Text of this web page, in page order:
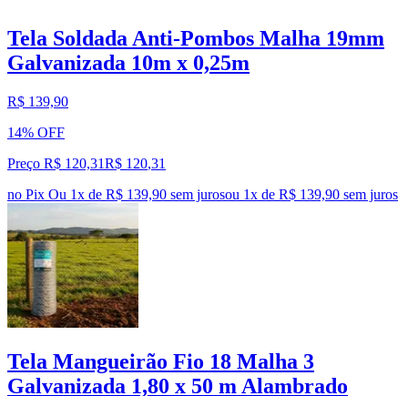
Tela Soldada Anti-Pombos Malha 19mm
Galvanizada 10m x 0,25m
R$ 139,90
14% OFF
Preço R$ 120,31R$ 120,31
no Pix Ou 1x de R$ 139,90 sem jurosou 1x de R$ 139,90 sem juros
Tela Mangueirão Fio 18 Malha 3
Galvanizada 1,80 x 50 m Alambrado